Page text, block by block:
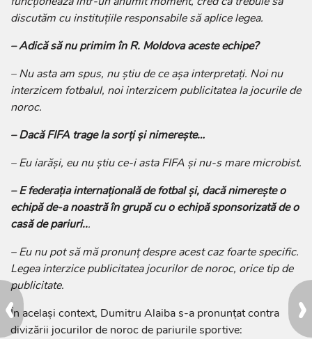
›
‹
discutăm cu instituțiile responsabile să aplice legea.
– Adică să nu primim în R. Moldova aceste echipe?
– Nu asta am spus, nu știu de ce așa interpretați. Noi nu
interzicem fotbalul, noi interzicem publicitatea la jocurile de
noroc.
– Dacă FIFA trage la sorți și nimerește…
– Eu iarăși, eu nu știu ce-i asta FIFA și nu-s mare microbist.
– E federația internațională de fotbal și, dacă nimerește o
echipă de-a noastră în grupă cu o echipă sponsorizată de o
casă de pariuri...
– Eu nu pot să mă pronunț despre acest caz foarte specific.
Legea interzice publicitatea jocurilor de noroc, orice tip de
publicitate.
În același context, Dumitru Alaiba s-a pronunțat contra
divizării jocurilor de noroc de pariurile sportive: